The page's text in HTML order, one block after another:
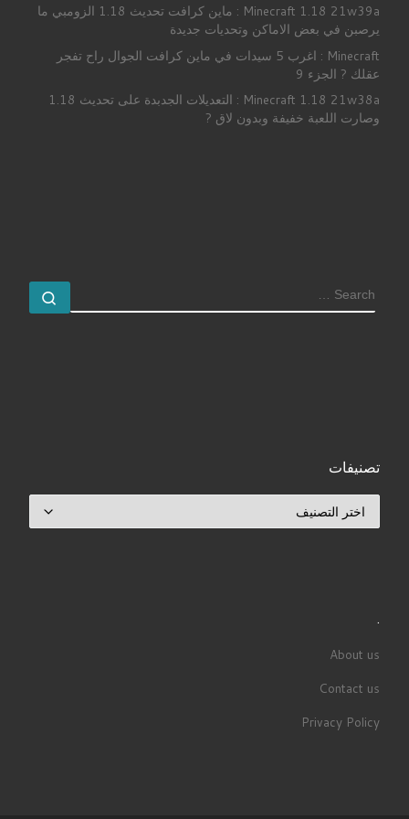
Minecraft 1.18 21w39a : ماين كرافت تحديث 1.18 الزومبي ما
يرصبن في بعض الاماكن وتحديات جديدة
Minecraft : اغرب 5 سيدات في ماين كرافت الجوال راح تفجر
عقلك ? الجزء 9
Minecraft 1.18 21w38a : التعديلات الجدبدة على تحديث 1.18
وصارت اللعبة خفيفة وبدون لاق ?
SEARCH
تصنيفات
.
About us
Contact us
Privacy Policy